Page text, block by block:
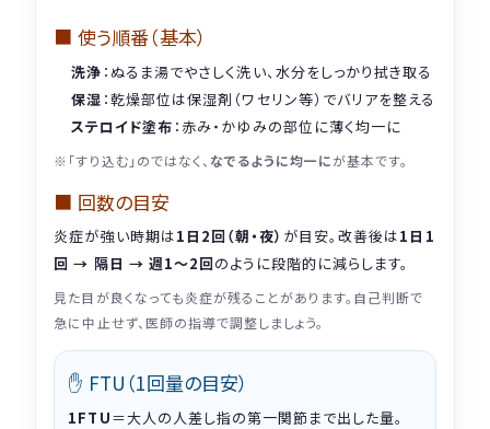
■ 使う順番（基本）
洗浄 ：ぬるま湯でやさしく洗い、水分をしっかり拭き取る
保湿 ：乾燥部位は保湿剤（ワセリン等）でバリアを整える
ステロイド塗布 ：赤み・かゆみの部位に薄く均一に
※「すり込む」のではなく、 なでるように均一にが基本です。
■ 回数の目安
炎症が強い時期は1日2回（朝・夜） が目安。改善後は1日1
回 → 隔日 → 週1〜2回のように段階的に減らします。
見た目が良くなっても炎症が残ることがあります。自己判断で
急に中止せず、医師の指導で調整しましょう。
✋ FTU（1回量の目安）
1FTU＝大人の人差し指の第一関節まで出した量。